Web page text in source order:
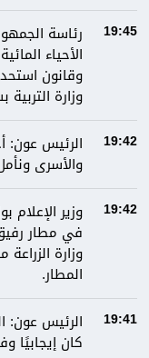
19:45
رئاسة
الأحياء
وقانون
وزارة
19:42
الرئيس عون:
والأسرى
19:42
وزير
في مطار
المطار.
19:41
الرئيس عون:
كان إيجابيًا